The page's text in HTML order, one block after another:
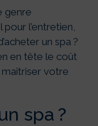
genre
pour l’entretien,
un spa ?
en tête le coût
maîtriser votre
spa ?